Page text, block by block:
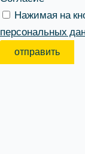
Нажимая на
персональных
отправить